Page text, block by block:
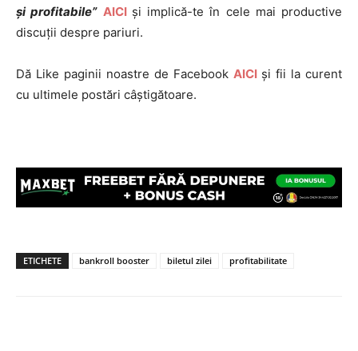
și profitabile” AICI și implică-te în cele mai productive
discuții despre pariuri.
Dă Like paginii noastre de Facebook AICI și fii la curent
cu ultimele postări câștigătoare.
ETICHETE bankroll booster biletul zilei profitabilitate